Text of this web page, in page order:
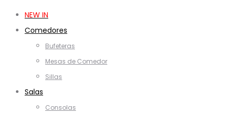
NEW IN
Comedores
Bufeteras
Mesas de Comedor
Sillas
Salas
Consolas